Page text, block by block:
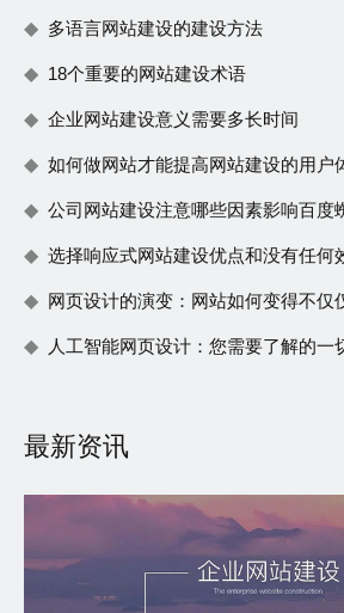
多语言网站建设的建设方法
18个重要的网站建设术语
企业网站建设意义需要多长时间
如何做网站才能提高网站建设的用户
公司网站建设注意哪些因素影响百度
选择响应式网站建设优点和没有任何
网页设计的演变：网站如何变得不仅
人工智能网页设计：您需要了解的一
最新资讯